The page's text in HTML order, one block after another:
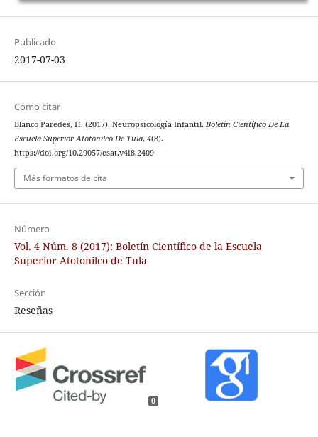
Publicado
2017-07-03
Cómo citar
Blanco Paredes, H. (2017). Neuropsicología Infantil. Boletín Científico De La
Escuela Superior Atotonilco De Tula, 4(8).
https://doi.org/10.29057/esat.v4i8.2409
Más formatos de cita
Número
Vol. 4 Núm. 8 (2017): Boletín Científico de la Escuela
Superior Atotonilco de Tula
Sección
Reseñas
0